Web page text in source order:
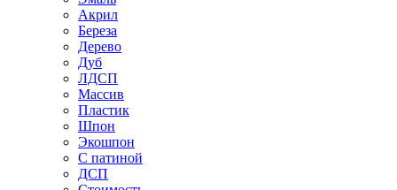
Акрил
Береза
Дерево
Дуб
ЛДСП
Массив
Пластик
Шпон
Экошпон
С патиной
ДСП